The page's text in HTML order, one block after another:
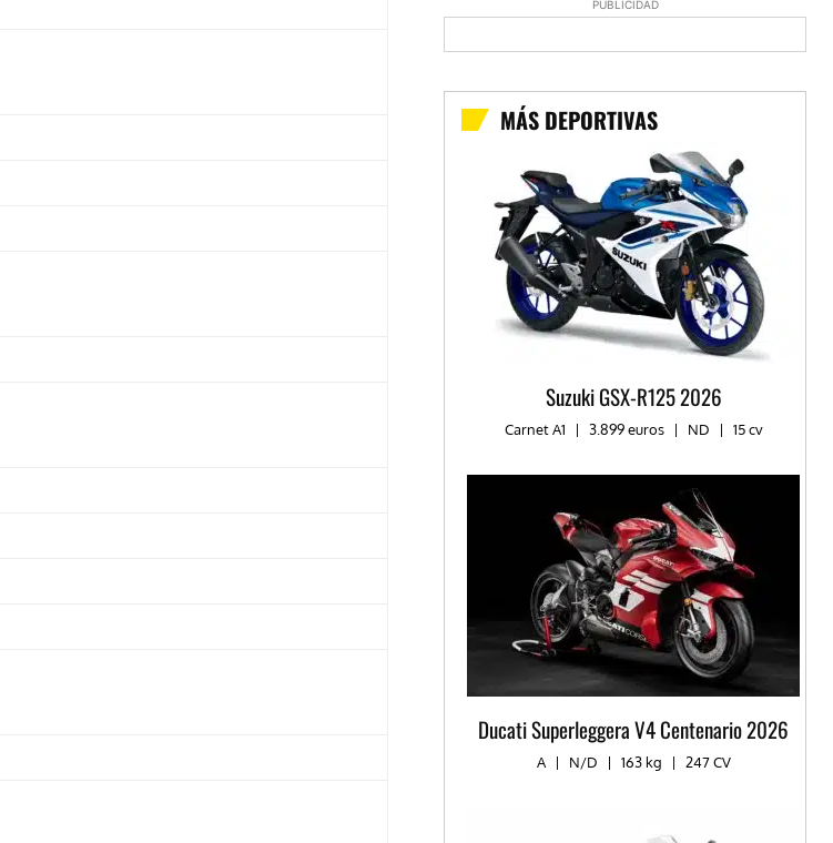
PUBLICIDAD
MÁS DEPORTIVAS
Suzuki GSX-R125 2026
Carnet A1 | 3.899 euros | ND | 15 cv
Ducati Superleggera V4 Centenario 2026
A | N/D | 163 kg | 247 CV